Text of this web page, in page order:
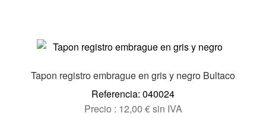
Las
se
pueden
elegir
Tapon registro embrague en gris y negro Bultaco
Referencia: 040024
Precio : 12,00 €sin IVA